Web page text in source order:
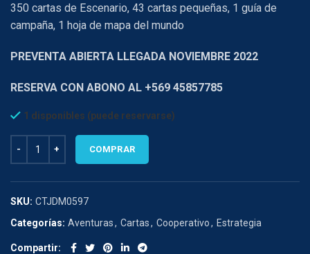
350 cartas de Escenario, 43 cartas pequeñas, 1 guía de
campaña, 1 hoja de mapa del mundo
PREVENTA ABIERTA LLEGADA NOVIEMBRE 2022
RESERVA CON ABONO AL +569 45857785
1 disponibles (puede reservarse)
COMPRAR
SKU: CTJDM0597
Categorías: Aventuras, Cartas, Cooperativo, Estrategia
Compartir